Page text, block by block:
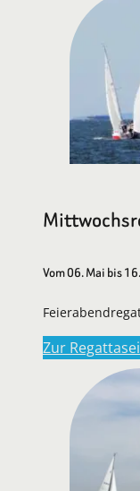
Vom 06. Mai bis
Zur